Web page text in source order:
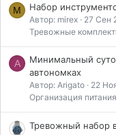
M Набор
Автор: mirex 27 Сен
Тревожные
A
Минимальный
автономках
Автор: Arigato 22
Организация питания
Тревожный набор